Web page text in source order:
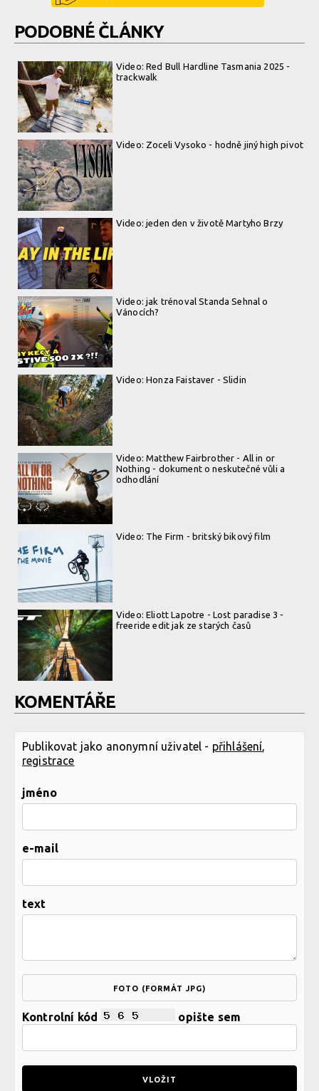
PODOBNÉ ČLÁNKY
Video: Red Bull Hardline Tasmania 2025 -
trackwalk
Video: Zoceli Vysoko - hodně jiný high pivot
Video: jeden den v životě Martyho Brzy
Video: jak trénoval Standa Sehnal o
Vánocích?
Video: Honza Faistaver - Slidin
Video: Matthew Fairbrother - All in or
Nothing - dokument o neskutečné vůli a
odhodlání
Video: The Firm - britský bikový film
Video: Eliott Lapotre - Lost paradise 3 -
freeride edit jak ze starých časů
KOMENTÁŘE
Publikovat jako anonymní uživatel - přihlášení
registrace
jméno
e-mail
text
FOTO (FORMÁT JPG)
Kontrolní kód opište sem